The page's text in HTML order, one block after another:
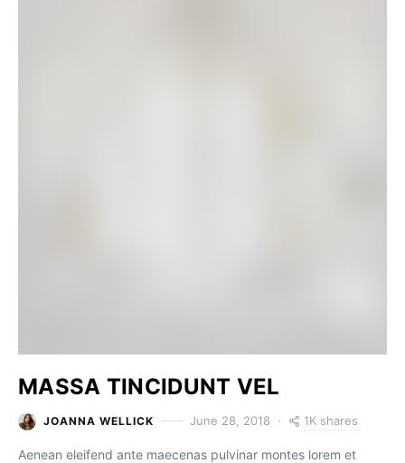
MASSA TINCIDUNT VEL
JOANNA WELLICK June 28, 2018 1K shares
Aenean eleifend ante maecenas pulvinar montes lorem et